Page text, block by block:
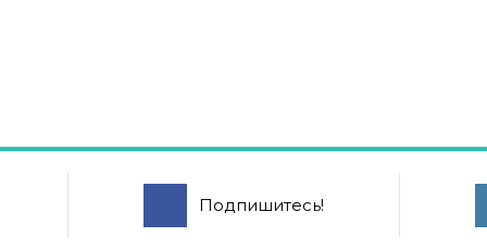
Подпишитесь!